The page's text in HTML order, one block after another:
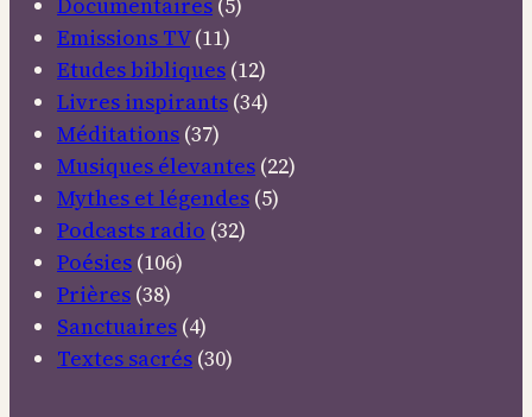
Emissions TV(11)
Etudes bibliques (12)
Livres inspirants (34)
Méditations (37)
Musiques élevantes (22)
Mythes et légendes (5)
Podcasts radio (32)
Poésies (106)
Prières (38)
Sanctuaires (4)
Textes sacrés (30)